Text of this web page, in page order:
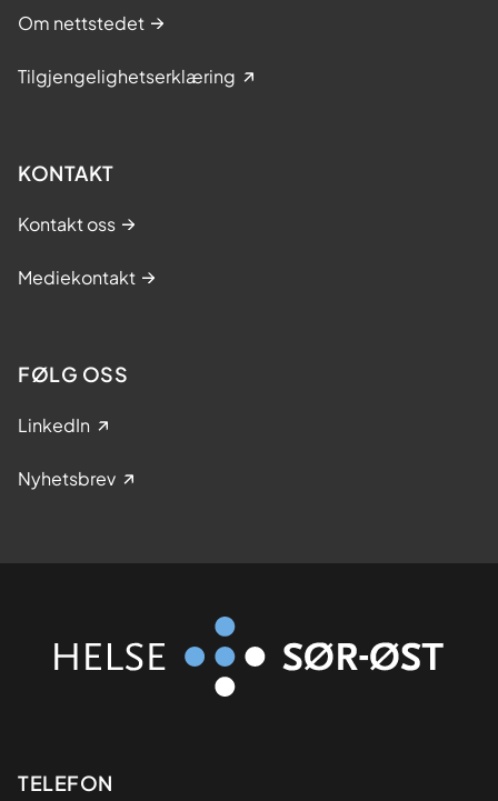
Om nettstedet
Tilgjengelighetserklæring
KONTAKT
Kontakt oss
Mediekontakt
FØLG OSS
LinkedIn
Nyhetsbrev
Kontaktinformasjon
TELEFON